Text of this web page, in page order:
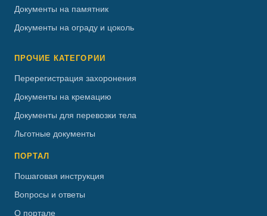
Документы на памятник
Документы на ограду и цоколь
ПРОЧИЕ КАТЕГОРИИ
Перерегистрация захоронения
Документы на кремацию
Документы для перевозки тела
Льготные документы
ПОРТАЛ
Пошаговая инструкция
Вопросы и ответы
О портале